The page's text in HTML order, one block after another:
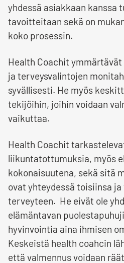
yhdessä asiakkaan kanssa
tavoitteitaan sekä on
koko prosessin.
Health Coachit
ja terveysvalintojen
syvällisesti. He myös
tekijöihin, joihin voidaan
vaikuttaa.
Health Coachit
liikuntatottumuksia, myös
kokonaisuutena, sekä sitä
ovat yhteydessä toisiinsa
terveyteen. He eivät ole
elämäntavan
hyvinvointia aina ihmisen
Keskeistä health coahcin
että valmennus voidaan